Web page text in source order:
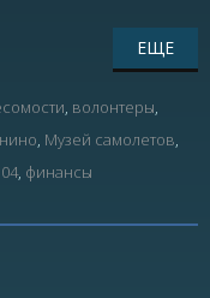
ЕЩЕ
волонтеры
Музей самолетов
, финансы